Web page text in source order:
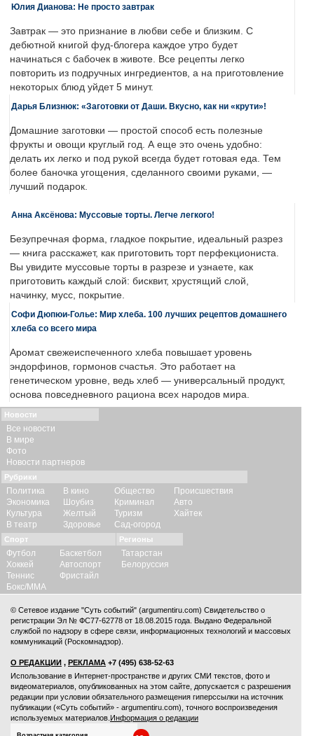
Юлия Дианова: Не просто завтрак
Завтрак — это признание в любви себе и близким. С
дебютной книгой фуд-блогера каждое утро будет
начинаться с бабочек в животе. Все рецепты легко
повторить из подручных ингредиентов, а на приготовление
некоторых блюд уйдет 5 минут.
Дарья Близнюк: «Заготовки от Даши. Вкусно, как ни «крути»!
Домашние заготовки — простой способ есть полезные
фрукты и овощи круглый год. А еще это очень удобно:
делать их легко и под рукой всегда будет готовая еда. Тем
более баночка угощения, сделанного своими руками, —
лучший подарок.
Анна Аксёнова: Муссовые торты. Легче легкого!
Безупречная форма, гладкое покрытие, идеальный разрез
— книга расскажет, как приготовить торт перфекциониста.
Вы увидите муссовые торты в разрезе и узнаете, как
приготовить каждый слой: бисквит, хрустящий слой,
начинку, мусс, покрытие.
Софи Дюпюи-Голье: Мир хлеба. 100 лучших рецептов домашнего
хлеба со всего мира
Аромат свежеиспеченного хлеба повышает уровень
эндорфинов, гормонов счастья. Это работает на
генетическом уровне, ведь хлеб — универсальный продукт,
основа повседневного рациона всех народов мира.
Новости
Все новости
В мире
Фото
Новости партнеров
Рубрики
Политика
Экономика
Культура
В театр
В кино
Шоубиз
Желтый
Здоровье
Общество
Криминал
Туризм
Сад-огород
Происшествия
Авто
Хайтек
Спорт
Футбол
Хоккей
Теннис
Бокс/ММА
Баскетбол
Автоспорт
Фристайл
Регионы
Татарстан
Белоруссия
© Сетевое издание "Суть событий" (argumentiru.com) Свидетельство о
регистрации Эл № ФС77-62778 от 18.08.2015 года. Выдано Федеральной
службой по надзору в сфере связи, информационных технологий и массовых
коммуникаций (Роскомнадзор).
О РЕДАКЦИИ , РЕКЛАМА +7 (495) 638-52-63
Использование в Интернет-пространстве и других СМИ текстов, фото и
видеоматериалов, опубликованных на этом сайте, допускается с разрешения
редакции при условии обязательного размещения гиперссылки на источник
публикации («Суть событий» - argumentiru.com), точного воспроизведения
используемых материалов. Информация о редакции